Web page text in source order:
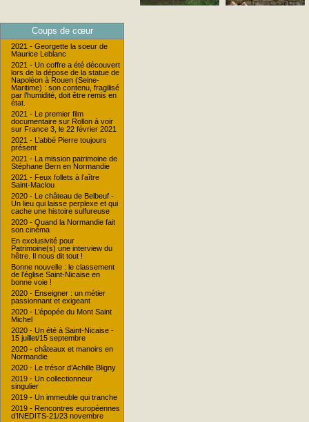
Coups de cœur
2021 - Georgette la soeur de
Maurice Leblanc
2021 - Un coffre a été découvert
lors de la dépose de la statue de
Napoléon à Rouen (Seine-
Maritime) : son contenu, fragilisé
par l’humidité, doit être remis en
état.
2021 - Le premier film
documentaire sur Rollon à voir
sur France 3, le 22 février 2021
2021 - L’abbé Pierre toujours
présent
2021 - La mission patrimoine de
Stéphane Bern en Normandie
2021 - Feux follets à l’aître
Saint-Maclou
2020 - Le château de Belbeuf -
Un lieu qui laisse perplexe et qui
cache une histoire sulfureuse
2020 - Quand la Normandie fait
son cinéma
En exclusivité pour
Patrimoine(s) une interview du
hêtre. Il nous dit tout !
Bonne nouvelle : le classement
de l’église Saint-Nicaise en
bonne voie !
2020 - Enseigner : un métier
passionnant et exigeant
2020 - L’épopée du Mont Saint
Michel
2020 - Un été à Saint-Nicaise -
15 juillet/15 septembre
2020 - châteaux et manoirs en
Normandie
2020 - Le trésor d’Achille Bligny
2019 - Un collectionneur
singulier
2019 - Un immeuble qui tranche
2019 - Rencontres européennes
d’INEDITS-21/23 novembre